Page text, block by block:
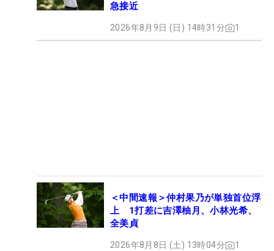
急接近
2026年8月9日 (日) 14時31分 1
＜中間速報＞仲村果乃が単独首位浮
上 1打差に吉澤柚月、小林光希、
全美貞
2026年8月8日 (土) 13時04分 1